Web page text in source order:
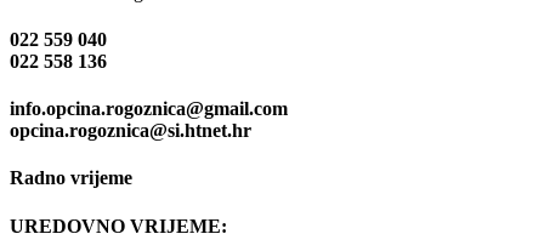
022 559 040
022 558 136
info.opcina.rogoznica@gmail.com
opcina.rogoznica@si.htnet.hr
Radno vrijeme
UREDOVNO VRIJEME: